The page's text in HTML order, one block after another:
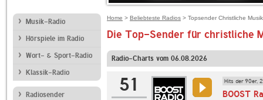
ANTENNE
Musik-Radio
Hörspiele im Radio
Wort- & Sport-Radio
Klassik-Radio
Radiosender
Home > Beliebteste Radios > Topsender Christliche Musik
Die Top-Sender für christliche
Radio-Charts vom 06.08.2026
51 Hits der 90er,
BOOST